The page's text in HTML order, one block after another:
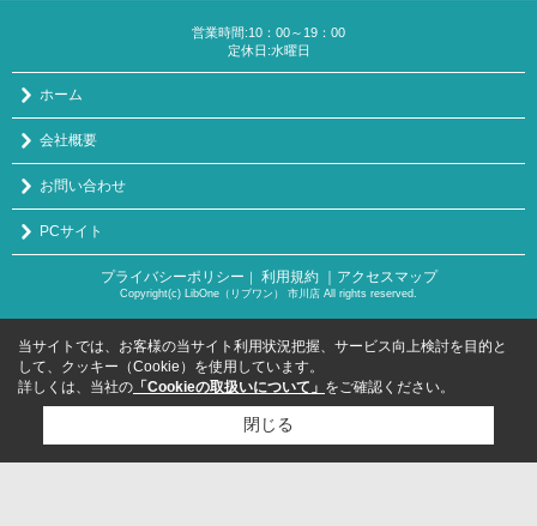
営業時間:10：00～19：00
定休日:水曜日
ホーム
会社概要
お問い合わせ
PCサイト
プライバシーポリシー 利用規約 ｜アクセスマップ
Copyright(c) LibOne（リブワン） 市川店 All rights reserved.
当サイトでは、お客様の当サイト利用状況把握、サービス向上検討を目的と
して、クッキー（Cookie）を使用しています。
詳しくは、当社の 「Cookieの取扱いについて」 をご確認ください。
閉じる